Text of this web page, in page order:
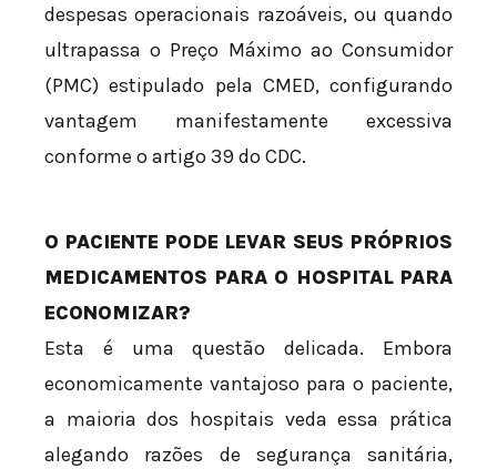
despesas operacionais razoáveis, ou quando
ultrapassa o Preço Máximo ao Consumidor
(PMC) estipulado pela CMED, configurando
vantagem manifestamente excessiva
conforme o artigo 39 do CDC.
O PACIENTE PODE LEVAR SEUS PRÓPRIOS
MEDICAMENTOS PARA O HOSPITAL PARA
ECONOMIZAR?
Esta é uma questão delicada. Embora
economicamente vantajoso para o paciente,
a maioria dos hospitais veda essa prática
alegando razões de segurança sanitária,